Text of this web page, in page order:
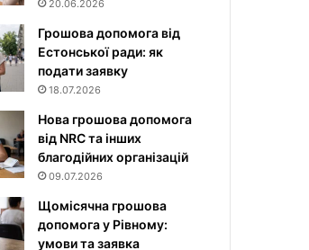
20.06.2026
Грошова допомога від
Естонської ради: як
подати заявку
18.07.2026
Нова грошова допомога
від NRC та інших
благодійних організацій
09.07.2026
Щомісячна грошова
допомога у Рівному:
умови та заявка